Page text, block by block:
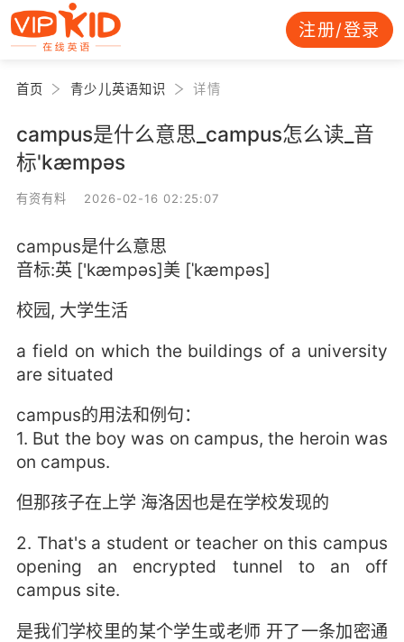
注册/登录
首页 青少儿英语知识 详情
campus是什么意思_campus怎么读_音
标'kæmpəs
有资有料 2026-02-16 02:25:07
campus是什么意思
音标:英 ['kæmpəs]美 [ˈkæmpəs]
校园, 大学生活
a field on which the buildings of a university
are situated
campus的用法和例句：
1. But the boy was on campus, the heroin was
on campus.
但那孩子在上学 海洛因也是在学校发现的
2. That's a student or teacher on this campus
opening an encrypted tunnel to an off
campus site.
是我们学校里的某个学生或老师 开了一条加密通